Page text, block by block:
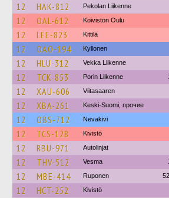
12 HAK-812 Pekolan Liikenne
12 OAL-612 Koiviston Oulu
12 LEE-823 Kittilä
12 OAO-194 Kyllonen
12 HLU-312 Vekka Liikenne
12 TCK-853 Porin Liikenne
12 XAU-606 Viitasaaren
12 XBA-261 Keski-Suomi, прочие
12 OBS-712 Nevakivi
12 TCS-128 Kivistö
12 RBU-971 Autolinjat
12 THV-512 Vesma
12 MBE-414 Ruponen
12 HCT-252 Kivistö